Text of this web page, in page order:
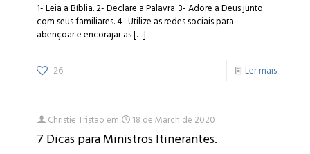
1- Leia a Bíblia. 2- Declare a Palavra. 3- Adore a Deus junto
com seus familiares. 4- Utilize as redes sociais para
abençoar e encorajar as[…]
26 Ler mais
Christie Tristãoem 18 de March de 2020
7 Dicas para Ministros Itinerantes.